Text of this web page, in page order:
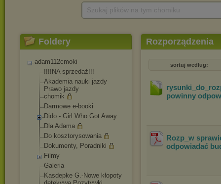
Foldery
adam112cmoki
!!!!NA sprzedaż!!!
Akademia nauki jazdy
Prawo jazdy
chomik
Darmowe e-booki
Dido - Girl Who Got Away
Dla Adama
Do kosztorysowania
Dokumenty, Poradniki
Filmy
Galeria
Kasdepke G.-Nowe kłopoty
Rozporządzenia
sortuj według:
powinny
Rozp_w
odpowiadać